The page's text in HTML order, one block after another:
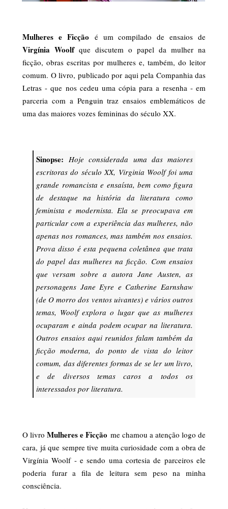
Mulheres e Ficção é um compilado de ensaios de
Virgínia Woolf que discutem o papel da mulher na
ficção, obras escritas por mulheres e, também, do leitor
comum. O livro, publicado por aqui pela Companhia das
Letras - que nos cedeu uma cópia para a resenha - em
parceria com a Penguin traz ensaios emblemáticos de
uma das maiores vozes femininas do século XX.
Sinopse:Hoje considerada uma das maiores
escritoras do século XX, Virginia Woolf foi uma
grande romancista e ensaísta, bem como figura
de destaque na história da literatura como
feminista e modernista. Ela se preocupava em
particular com a experiência das mulheres, não
apenas nos romances, mas também nos ensaios.
Prova disso é esta pequena coletânea que trata
do papel das mulheres na ficção. Com ensaios
que versam sobre a autora Jane Austen, as
personagens Jane Eyre e Catherine Earnshaw
(de O morro dos ventos uivantes) e vários outros
temas, Woolf explora o lugar que as mulheres
ocuparam e ainda podem ocupar na literatura.
Outros ensaios aqui reunidos falam também da
ficção moderna, do ponto de vista do leitor
comum, das diferentes formas de se ler um livro,
e de diversos temas caros a todos os
interessados por literatura.
O livroMulheres e Ficção me chamou a atenção logo de
cara, já que sempre tive muita curiosidade com a obra de
Virgínia Woolf - e sendo uma cortesia de parceiros ele
poderia furar a fila de leitura sem peso na minha
consciência.